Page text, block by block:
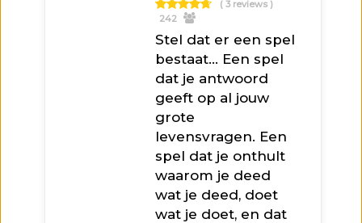
( 3 reviews )
242
Stel dat er een spel
bestaat… Een spel
dat je antwoord
geeft op al jouw
grote
levensvragen. Een
spel dat je onthult
waarom je deed
wat je deed, doet
wat je doet, en dat